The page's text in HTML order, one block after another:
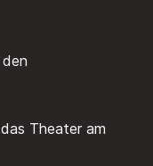
Theater am